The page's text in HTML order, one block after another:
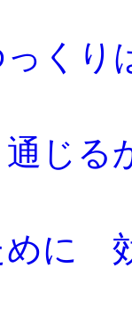
くり
じる
めに